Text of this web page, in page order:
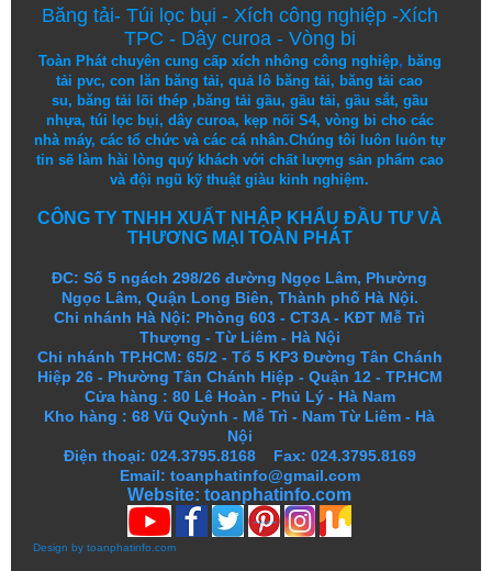
Băng tải- Túi lọc bụi - Xích công nghiệp-Xích
TPC - Dây curoa - Vòng bi
Toàn Phát chuyên cung cấp xích nhông công nghiệp, băng
tải pvc,con lăn băng tải,quả lô băng tải, băng tải cao
su, băng tải lõi thép,băng tải gầu, gầu tải, gầu sắt, gầu
nhựa, túi lọc bụi, dây curoa, kẹp nối S4, vòng bi cho các
nhà máy, các tổ chức và các cá nhân.Chúng tôi luôn luôn tự
tin sẽ làm hài lòng quý khách với chất lượng sảnphẩm cao
và đội ngũ kỹ thuật giàu kinh nghiệm.
CÔNG TY TNHH XUẤT NHẬP KHẨU ĐẦU TƯ VÀ
THƯƠNG MẠI TOÀN PHÁT
ĐC: Số 5 ngách 298/26 đường Ngọc Lâm, Phường
Ngọc Lâm, Quận Long Biên, Thành phố Hà Nội.
Chi nhánh Hà Nội: Phòng 603 - CT3A - KĐT Mễ Trì
Thượng - Từ Liêm - Hà Nội
Chi nhánh TP.HCM: 65/2 - Tổ 5 KP3 Đường Tân Chánh
Hiệp 26 - Phường Tân Chánh Hiệp - Quận 12 - TP.HCM
Cửa hàng : 80 Lê Hoàn - Phủ Lý - Hà Nam
Kho hàng :68 Vũ Quỳnh - Mễ Trì - Nam Từ Liêm - Hà
Nội
Điện thoại: 024.3795.8168 Fax: 024.3795.8169
Email: toanphatinfo@gmail.com
Website: toanphatinfo.com
Design by toanphatinfo.com